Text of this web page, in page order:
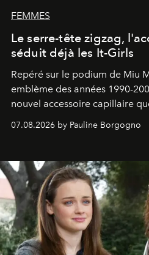
FEMMES
Le serre-tête zigzag,
séduit déjà les It-Girls
Repéré sur le podium de Miu
emblème des années 1990-
nouvel accessoire capillaire
s'arrachent déjà.
07.08.2026 by Pauline Borgogno